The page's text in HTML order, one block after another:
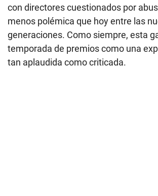
con directores cuestionados por
menos polémica que hoy entre las
generaciones. Como siempre, esta
temporada de premios como una
tan aplaudida como criticada.